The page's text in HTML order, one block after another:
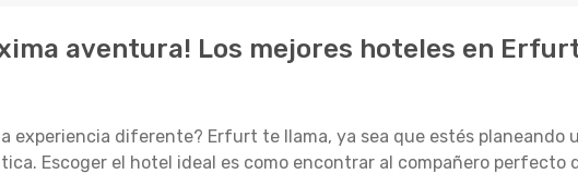
aventura! Los mejores hoteles en
experiencia diferente? Erfurt te llama, ya sea que estés planeando
Escoger el hotel ideal es como encontrar al compañero perfecto